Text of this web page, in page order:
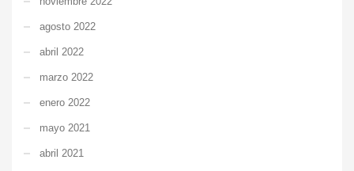
agosto 2022
abril 2022
marzo 2022
enero 2022
mayo 2021
abril 2021